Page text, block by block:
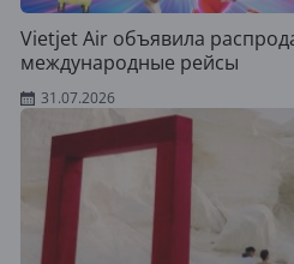
Vietjet Air объявила
международные рейсы
31.07.2026